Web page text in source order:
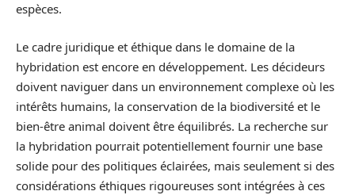
espèces.
Le cadre juridique et éthique dans le domaine de la
hybridation est encore en développement. Les décideurs
doivent naviguer dans un environnement complexe où les
intérêts humains, la conservation de la biodiversité et le
bien-être animal doivent être équilibrés. La recherche sur
la hybridation pourrait potentiellement fournir une base
solide pour des politiques éclairées, mais seulement si des
considérations éthiques rigoureuses sont intégrées à ces